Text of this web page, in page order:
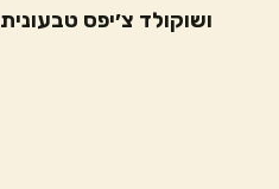
ושוקולד צ׳יפס טבעונית